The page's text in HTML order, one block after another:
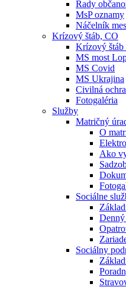
Rady
MsP oznamy
Náčelník
Krízový štáb, CO
Krízový štáb
MS most
MS Covid
MS Ukrajina
Civilná
Fotogaléria
Služby
Matričný
O
Ako
Sociálne
Denný
Sociálny